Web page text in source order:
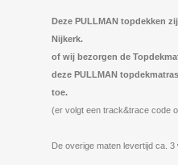
Deze PULLMAN topdekken
Nijkerk.
of wij bezorgen de
deze PULLMAN
toe.
(er volgt een track&trace code
De overige maten levertijd ca. 3